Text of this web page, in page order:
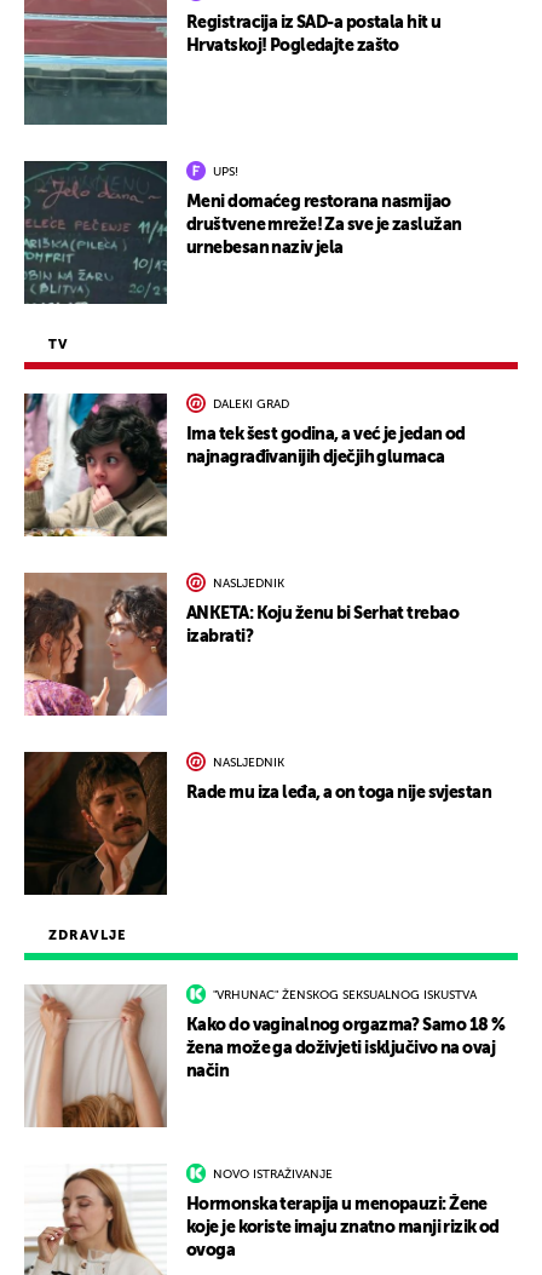
ZDRAVLJE
"VRHUNAC" ŽENSKOG SEKSUALNOG ISKUSTVA
Kako do vaginalnog orgazma? Samo 18 %
žena može ga doživjeti isključivo na ovaj
način
NOVO ISTRAŽIVANJE
Hormonska terapija u menopauzi: Žene
koje je koriste imaju znatno manji rizik od
ovoga
Registracija iz SAD-a postala hit u
Hrvatskoj! Pogledajte zašto
UPS!
Meni domaćeg restorana nasmijao
društvene mreže! Za sve je zaslužan
urnebesan naziv jela
TV
DALEKI GRAD
Ima tek šest godina, a već je jedan od
najnagrađivanijih dječjih glumaca
NASLJEDNIK
ANKETA: Koju ženu bi Serhat trebao
izabrati?
NASLJEDNIK
Rade mu iza leđa, a on toga nije svjestan